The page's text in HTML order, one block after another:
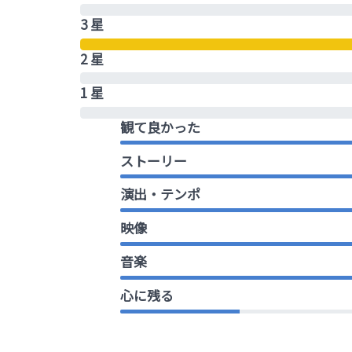
3 星
2 星
1 星
観て良かった
ストーリー
演出・テンポ
映像
音楽
心に残る